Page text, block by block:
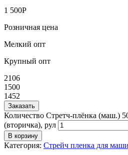
1 500Р
Розничная цена
Мелкий опт
Крупный опт
2106
1500
1452
Заказать
Количество Стретч-плёнка (маш.)
(вторичка), рул
В корзину
Категория: Стрейч пленка для